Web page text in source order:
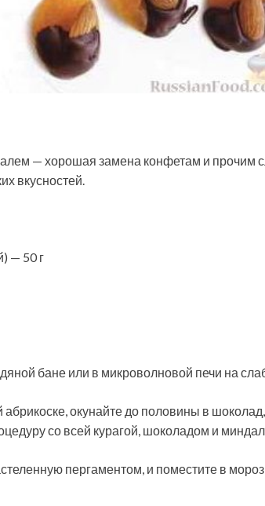
— хорошая замена конфетам и прочим
вкусностей.
— 50 г
бане или в микроволновой печи на
окунайте до половины в
со всей курагой, шоколадом и
пергаментом, и поместите в